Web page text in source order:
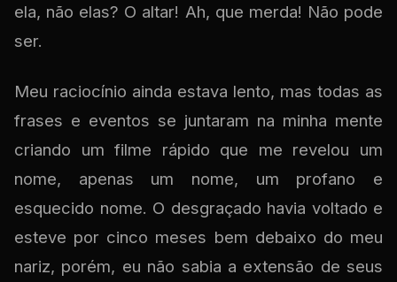
ela, não elas? O altar! Ah, que merda! Não pode
ser.
Meu raciocínio ainda estava lento, mas todas as
frases e eventos se juntaram na minha mente
criando um filme rápido que me revelou um
nome, apenas um nome, um profano e
esquecido nome. O desgraçado havia voltado e
esteve por cinco meses bem debaixo do meu
nariz, porém, eu não sabia a extensão de seus